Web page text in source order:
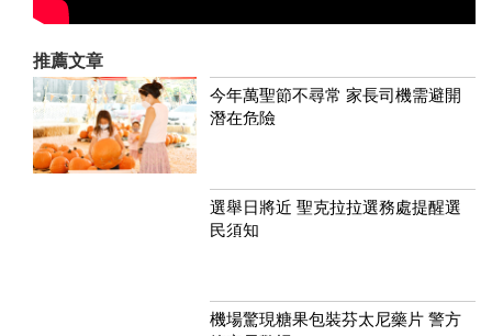
推薦文章
今年萬聖節不尋常 家長司機需避開
潛在危險
選舉日將近 聖克拉拉選務處提醒選
民須知
機場驚現糖果包裝芬太尼藥片 警方